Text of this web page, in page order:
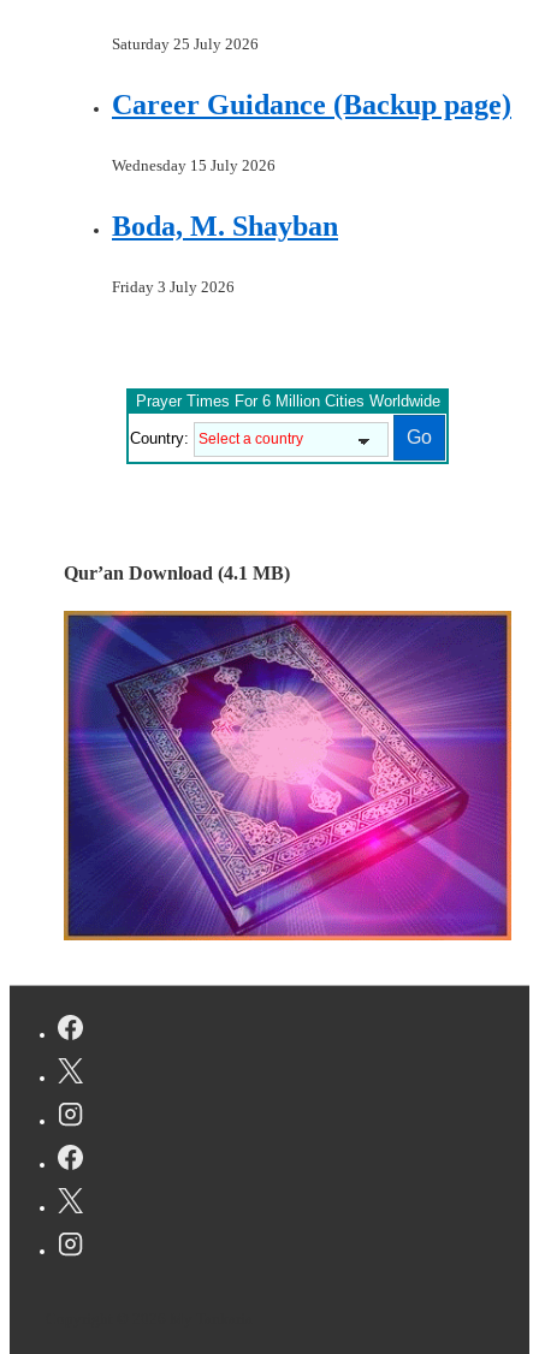
Saturday 25 July 2026
Career Guidance (Backup page)
Wednesday 15 July 2026
Boda, M. Shayban
Friday 3 July 2026
Prayer Times For 6 Million Cities Worldwide
Country:
Qur’an Download (4.1 MB)